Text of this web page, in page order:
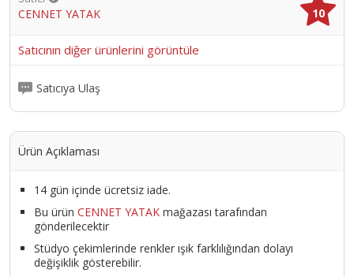
CENNET YATAK
10
Satıcının diğer ürünlerini görüntüle
Satıcıya Ulaş
Ürün Açıklaması
14 gün içinde ücretsiz iade.
Bu ürün CENNET YATAK mağazası tarafından
gönderilecektir
Stüdyo çekimlerinde renkler ışık farklılığından dolayı
değişiklik gösterebilir.